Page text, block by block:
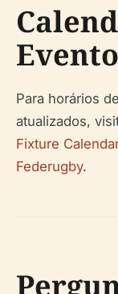
Para horários
atualizados,
Fixture Calendar
Federugby.